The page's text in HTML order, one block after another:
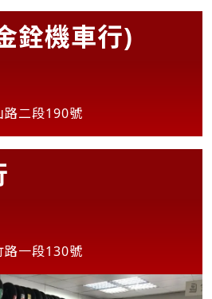
銓機車行)
路二段190號
路一段130號